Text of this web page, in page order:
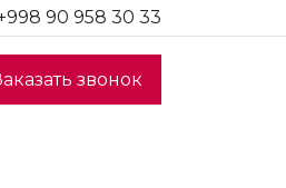
90 958 30 33
звонок